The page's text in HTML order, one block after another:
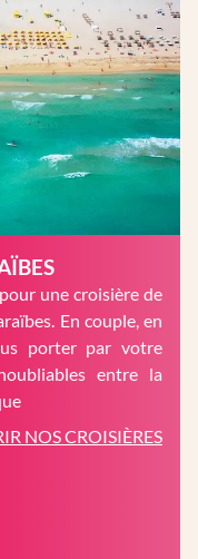
une croisière de
En couple, en
porter par votre
entre la
NOS CROISIÈRES